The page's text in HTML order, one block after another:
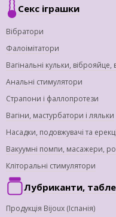
Секс іграшки
Вібратори
Фалоімітатори
Вагінальні кульки, віброяйце,
Анальні стимулятори
Страпони і фаллопротези
Вагіни, мастурбатори і ляльки
Насадки, подовжувачі та
Вакуумні помпи, масажери,
Кліторальні стимулятори
Лубриканти,
Продукція Bijoux (Іспанія)